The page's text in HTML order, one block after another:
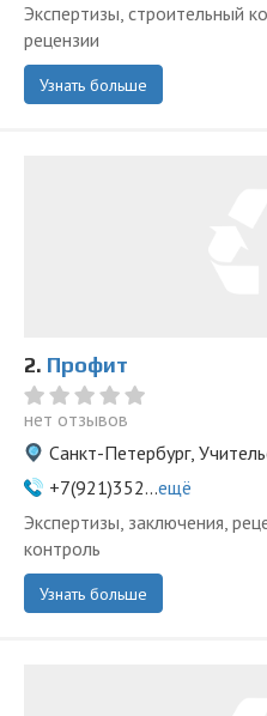
Экспертизы, строительный
рецензии
Узнать больше
2. Профит
нет отзывов
Санкт-Петербург,
+7(921)352...ещё
Экспертизы, заключения,
контроль
Узнать больше